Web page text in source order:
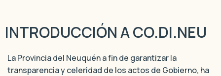
INTRODUCCIÓN A CO.DI.NEU
La Provincia del Neuquén a fin de garantizar la
transparencia y celeridad de los actos de Gobierno, ha